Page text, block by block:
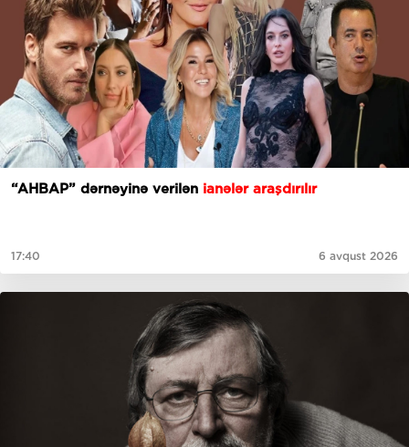
“AHBAP” dərnəyinə verilən ianələr araşdırılır
17:40 6 avqust 2026